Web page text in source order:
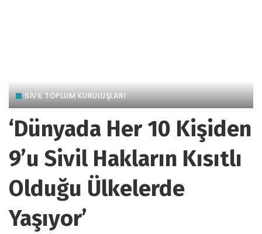
SİVİL TOPLUM KURULUŞLARI
‘Dünyada Her 10 Kişiden
9’u Sivil Hakların Kısıtlı
Olduğu Ülkelerde
Yaşıyor’